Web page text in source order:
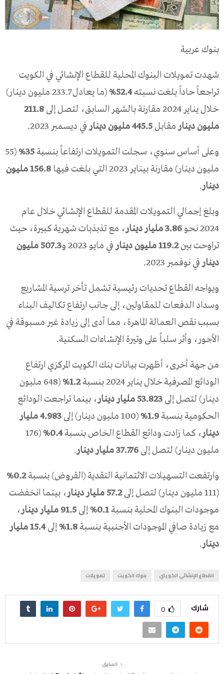
بنوك عربية
شهدت تمويلات البنوك المحلية للقطاع الإنشائي في الكويت
تراجعاً حاداً بلغت نسبته52.4%
(ما يعادل 233.7 مليون دينار)
خلال يناير 2024 مقارنة بالشهر السابق، لتصل إلى
211.8
مليون دينارمقابل445.5 مليون دينار في ديسمبر 2023.
وعلى أساس سنوي، سجلت التمويلات ارتفاعاً بنسبة35%
(55
مليون دينار) مقارنة بيناير 2023 التي بلغت فيها
156.8 مليون
دينار.
وبلغ إجمالي التمويلات المقدمة للقطاع الإنشائي خلال عام
2024 نحو
3.86 مليار دينار
، مع تذبذبات شهرية كبيرة، حيث
تراوحت بين119.2 مليون دينار في مايو 2023 و
507.3 مليون
دينارفي نوفمبر 2023.
ويواجه القطاع تحديات رئيسية تشمل تأخر ترسية المشاريع
وسداد الدفعات للمقاولين، إلى جانب ارتفاع تكاليف البناء
بسبب نقص العمالة الماهرة، مما أدى إلى زيادة غير مسبوقة في
الأجور، وأثر سلباً على وتيرة الإنشاءات السكنية.
من جهة أخرى، أظهرت بيانات بنك الكويت المركزي ارتفاع
الودائع المصرفية خلال يناير 2024 بنسبة
1.2%
(648 مليون
دينار) لتصل إلى 53.823 مليار دينار
، بينما تراجعت الودائع
الحكومية بنسبة1.9% (100 مليون دينار) إلى
4.983 مليار
دينار، كما زادت ودائع القطاع الخاص بنسبة0.4%
(176
مليون دينار) لتصل إلى 37.776 مليار دينار .
وارتفعت التسهيلات الائتمانية النقدية (القروض) بنسبة0.2%
(111 مليون دينار) لتصل إلى
57.2 مليار دينار
، بينما انخفضت
موجودات البنوك المحلية بنسبة0.1% إلى 91.5 مليار دينار
،
مع زيادة صافي الموجودات الأجنبية بنسبة1.8% إلى
15.4 مليار
دينار.
القطاع الإنشائي الكويتي بنوك الكويت تمويلات
شارك 0
السابق